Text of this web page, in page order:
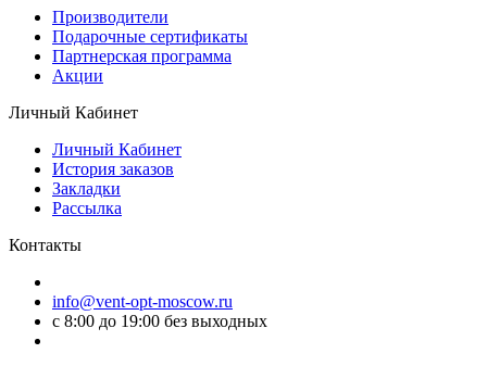
Производители
Подарочные сертификаты
Партнерская программа
Акции
Личный Кабинет
Личный Кабинет
История заказов
Закладки
Рассылка
Контакты
info@vent-opt-moscow.ru
c 8:00 до 19:00 без выходных